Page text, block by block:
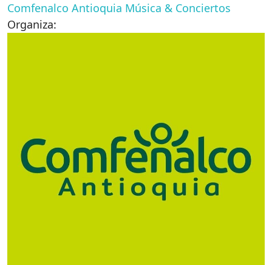
Comfenalco Antioquia Música & Conciertos
Organiza: